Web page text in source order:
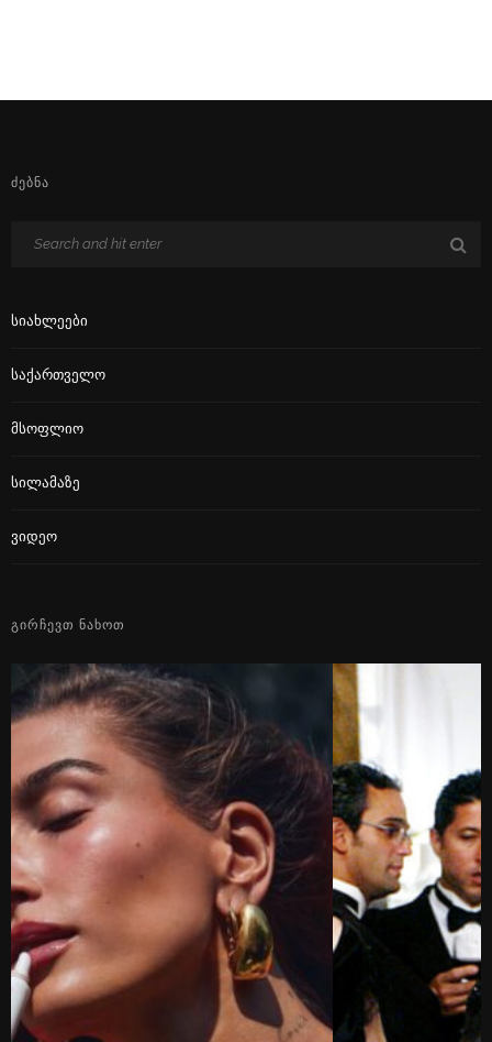
ᲫᲔᲑᲜᲐ
Სიახლეები
Საქართველო
Მსოფლიო
Სილამაზე
Ვიდეო
ᲒᲘᲠᲩᲔᲕᲗ ᲜᲐᲮᲝᲗ